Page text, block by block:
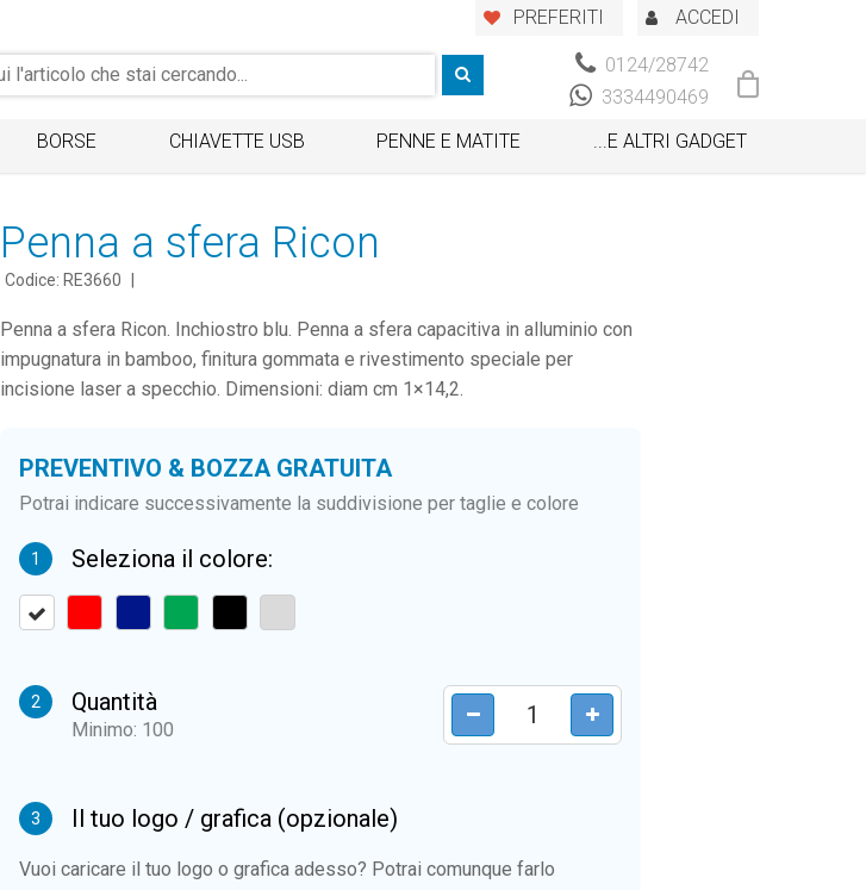
PREFERITI ACCEDI
0124/28742
3334490469
BORSE CHIAVETTE USB PENNE E MATITE ...E ALTRI GADGET
Penna a sfera Ricon
Codice: RE3660
Penna a sfera Ricon. Inchiostro blu. Penna a sfera capacitiva in alluminio con
impugnatura in bamboo, finitura gommata e rivestimento speciale per
incisione laser a specchio. Dimensioni: diam cm 1×14,2.
PREVENTIVO & BOZZA GRATUITA
Potrai indicare successivamente la suddivisione per taglie e colore
1 Seleziona il colore:
2 Quantità
Minimo: 100
3 Il tuo logo / grafica (opzionale)
Vuoi caricare il tuo logo o grafica adesso? Potrai comunque farlo